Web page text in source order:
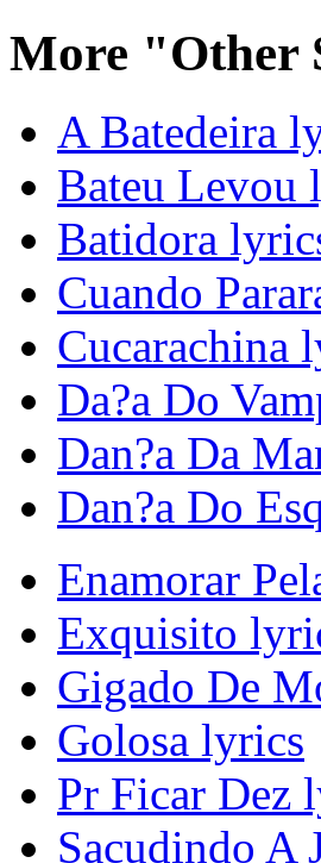
More "Other
A Batedeira
Bateu Levou
Batidora
Cuando
Cucarachina
Da?a Do
Dan?a Da
Dan?a Do
Enamorar
Exquisito
Gigado De
Golosa lyrics
Pr Ficar Dez
Sacudindo A